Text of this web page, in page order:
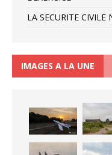
LA SECURITE CIVILE
IMAGES A LA UNE